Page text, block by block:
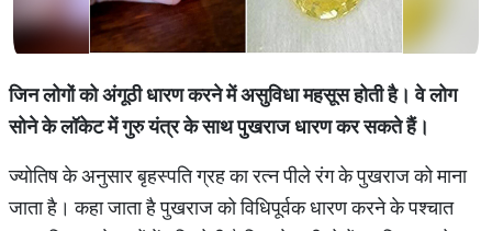
जिन लोगों को अंगूठी धारण करने में असुविधा महसूस होती है। वे लोग
सोने के लॉकेट में गुरु यंत्र के साथ पुखराज धारण कर सकते हैं।
ज्योतिष के अनुसार बृहस्पति ग्रह का रत्न पीले रंग के पुखराज को माना
जाता है। कहा जाता है पुखराज को विधिपूर्वक धारण करने के पश्चात